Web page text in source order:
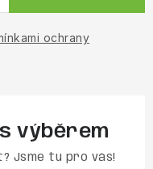
ochrany
výběrem
Jsme tu pro vás!